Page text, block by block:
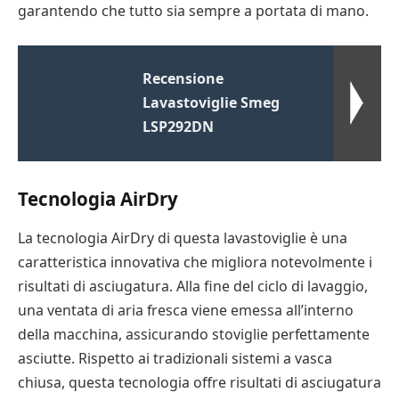
garantendo che tutto sia sempre a portata di mano.
Recensione
Lavastoviglie Smeg
LSP292DN
Tecnologia AirDry
La tecnologia AirDry di questa lavastoviglie è una
caratteristica innovativa che migliora notevolmente i
risultati di asciugatura. Alla fine del ciclo di lavaggio,
una ventata di aria fresca viene emessa all’interno
della macchina, assicurando stoviglie perfettamente
asciutte. Rispetto ai tradizionali sistemi a vasca
chiusa, questa tecnologia offre risultati di asciugatura